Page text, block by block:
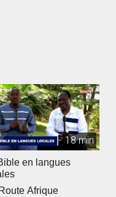
18 min
en langues
Afrique